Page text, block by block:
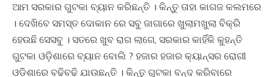
ଆମ ସରକାର ଗୁଟକା ବ୍ୟାନ କରିଛନ୍ତି । କିନ୍ତୁ ତାହା କାଗଜ କଲମରେ
। ଦେଖିବେ ସମସ୍ତ ଦୋକାନ ରେ ସବୁ ଜାଗାରେ ଖୁଲାମଖୁଲା ବିକ୍ରି
ହେଉଛି ସେସବୁ । ସତରେ ଖୁବ ରାଗ ଲାଗେ, ସରକାର କାହିଁକି କୁହନ୍ତି
ଗୁଟକା ଓଡ଼ିଶାରେ ବ୍ୟାନ ବୋଲି ? ହଜାର ହଜାର କ୍ୟାନ୍ସର ରୋଗୀ
ଓଡ଼ିଶାରେ ବଢିବଢି ଯାଉଛନ୍ତି । କିନ୍ତୁ ଗୁଟକା ବନ୍ଦ କରିବାରେ